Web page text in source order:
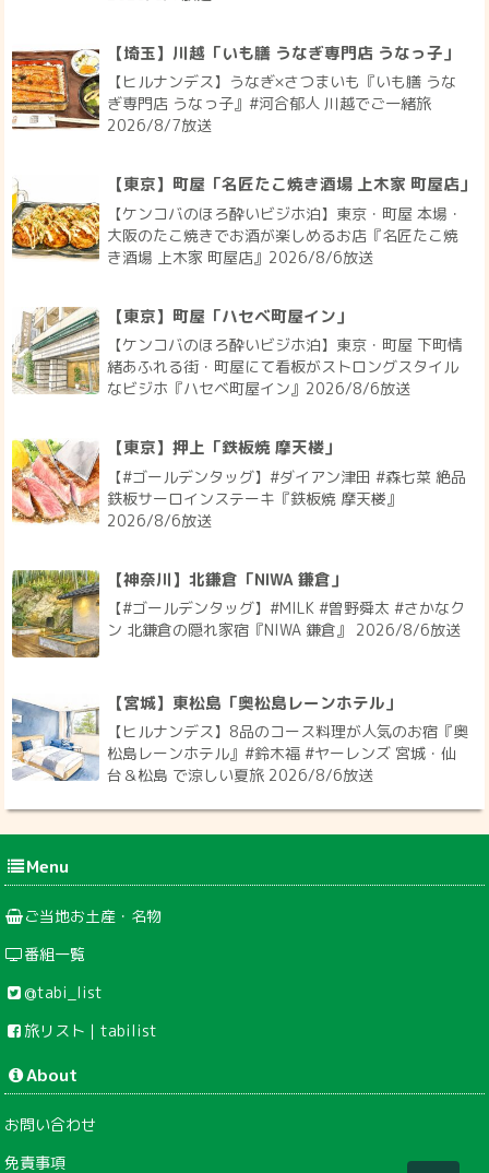
【埼玉】川越「いも膳 うなぎ専門店 うなっ子」
【ヒルナンデス】うなぎ×さつまいも『いも膳 うな
ぎ専門店 うなっ子』#河合郁人 川越でご一緒旅
2026/8/7放送
【東京】町屋「名匠たこ焼き酒場 上木家 町屋店」
【ケンコバのほろ酔いビジホ泊】東京・町屋 本場・
大阪のたこ焼きでお酒が楽しめるお店『名匠たこ焼
き酒場 上木家 町屋店』2026/8/6放送
【東京】町屋「ハセベ町屋イン」
【ケンコバのほろ酔いビジホ泊】東京・町屋 下町情
緒あふれる街・町屋にて看板がストロングスタイル
なビジホ『ハセベ町屋イン』2026/8/6放送
【東京】押上「鉄板焼 摩天楼」
【#ゴールデンタッグ】#ダイアン津田 #森七菜 絶品
鉄板サーロインステーキ『鉄板焼 摩天楼』
2026/8/6放送
【神奈川】北鎌倉「NIWA 鎌倉」
【#ゴールデンタッグ】#MILK #曽野舜太 #さかなク
ン 北鎌倉の隠れ家宿『NIWA 鎌倉』 2026/8/6放送
【宮城】東松島「奥松島レーンホテル」
【ヒルナンデス】8品のコース料理が人気のお宿『奥
松島レーンホテル』#鈴木福 #ヤーレンズ 宮城・仙
台＆松島 で涼しい夏旅 2026/8/6放送
Menu
ご当地お土産・名物
番組一覧
@tabi_list
旅リスト｜tabilist
About
お問い合わせ
免責事項